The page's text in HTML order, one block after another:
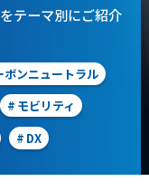
テーマ別にご紹介
ボンニュートラル
# モビリティ
# DX